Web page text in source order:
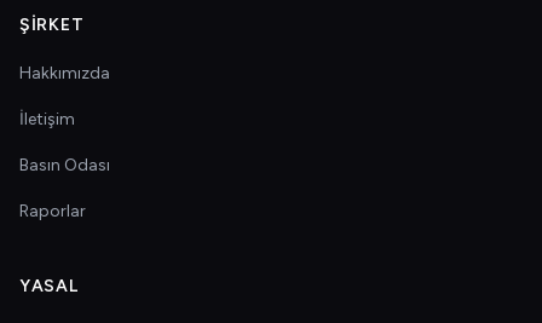
ŞIRKET
Hakkımızda
İletişim
Basın Odası
Raporlar
YASAL